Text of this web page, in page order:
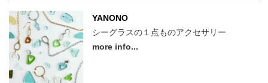
YANONO
シーグラスの１点ものアクセサリー
more info...